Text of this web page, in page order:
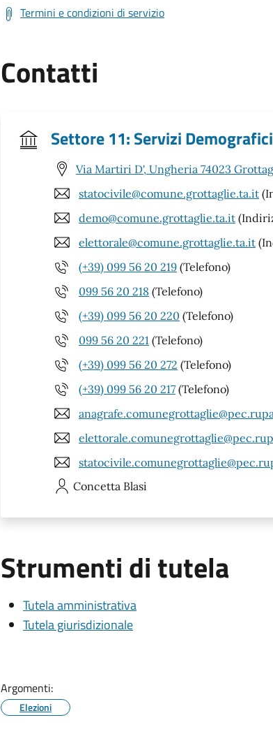
Termini e condizioni di servizio
Contatti
Settore 11: Servizi Demografici
Via Martiri D', Ungheria 74023
statocivile@comune.grottaglie.ta.it
demo@comune.grottaglie.ta.it
elettorale@comune.grottaglie.ta.it
(+39) 099 56 20 219 (Telefono)
099 56 20 218 (Telefono)
(+39) 099 56 20 220 (Telefono)
099 56 20 221 (Telefono)
(+39) 099 56 20 272 (Telefono)
(+39) 099 56 20 217 (Telefono)
Concetta Blasi
Strumenti di tutela
Tutela amministrativa
Tutela giurisdizionale
Argomenti:
Elezioni